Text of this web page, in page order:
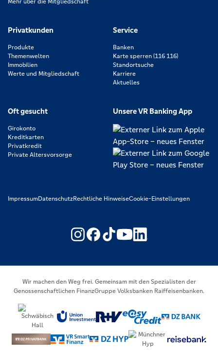
Privatkunden
Produkte
Themenwelten
Immobilien
Werte und Mitgliedschaft
Service
Banken
Karte sperren (116 116)
Standortsuche
Karriere
Aktuelles
Oft gesucht
Girokonto
Kreditkarten
Privatkredit
Private Altersvorsorge
Unsere VR Banking App
ImpressumDatenschutzRechtliche HinweiseCookie-Einstellungen
https://www.youtube.com/
https://
Wir machen den Weg frei. Gemeinsam mit den Spezialisten der
Genossenschaftlichen FinanzGruppe Volksbanken Raiffeisenbanken.